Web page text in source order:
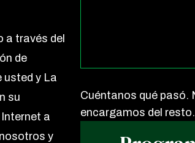
a través del
de
usted y La
su
a
y
Cuéntanos qué pasó.
encargamos del resto.